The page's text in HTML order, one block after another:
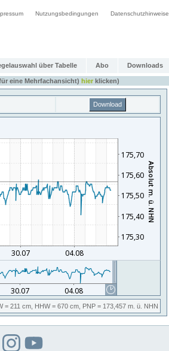
Nutzungsbedingungen Datenschutzhinweise
über Tabelle Abo Downloads
eine Mehrfachansicht) hierklicken)
Download
= 211 cm, HHW= 670 cm, PNP = 173,457 m. ü. NHN